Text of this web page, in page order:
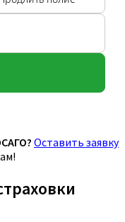
Оставить заявку